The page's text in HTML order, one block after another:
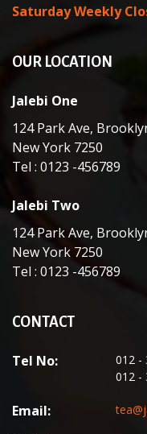
Saturday Weekly
OUR LOCATION
Jalebi One
124 Park Ave,
New York 7250
Tel : 0123 -456789
Jalebi Two
124 Park Ave,
New York 7250
Tel : 0123 -456789
CONTACT
Tel No:
012 -
012 -
Email: